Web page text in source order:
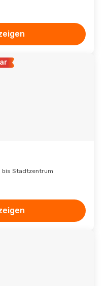
bis Stadtzentrum